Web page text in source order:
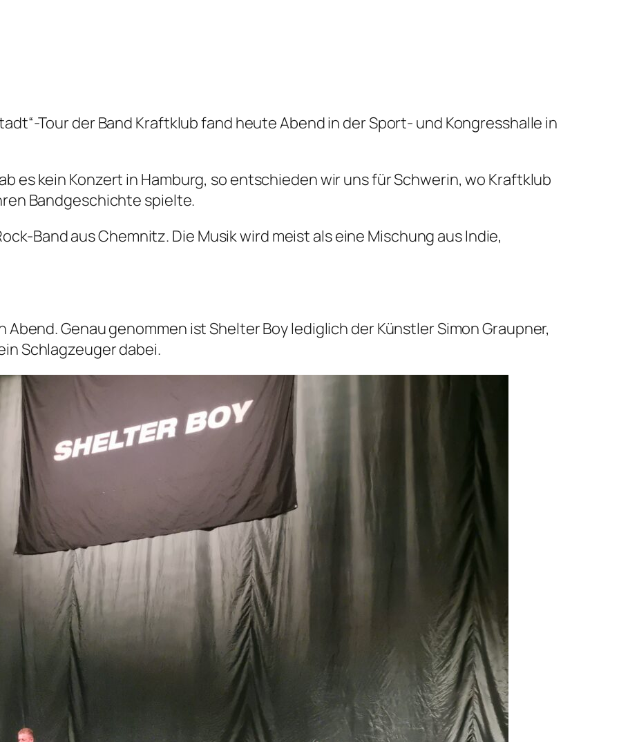
Tour der Band Kraftklub fand heute Abend in der Sport- und Kongresshalle in
es kein Konzert in Hamburg, so entschieden wir uns für Schwerin, wo Kraftklub
Bandgeschichte spielte.
Band aus Chemnitz. Die Musik wird meist als eine Mischung aus Indie,
Abend. Genau genommen ist Shelter Boy lediglich der Künstler Simon Graupner,
Schlagzeuger dabei.